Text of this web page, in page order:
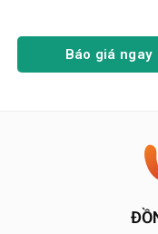
Báo giá ngay